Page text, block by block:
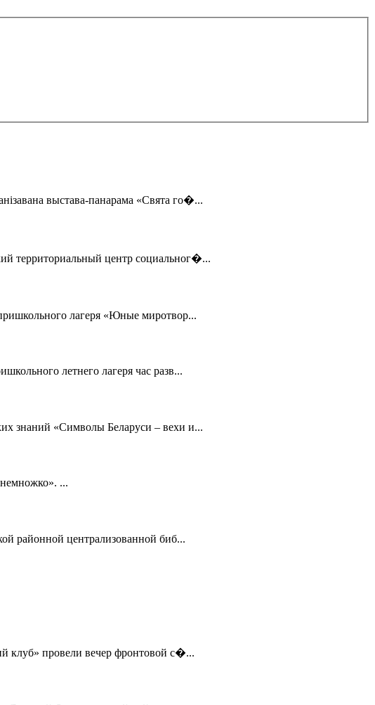
выстава-панарама «Свята го�...
территориальный центр социальног�...
лагеря «Юные миротвор...
летнего лагеря час разв...
знаний «Символы Беларуси – вехи и...
...
районной централизованной биб...
клуб» провели вечер фронтовой с�...